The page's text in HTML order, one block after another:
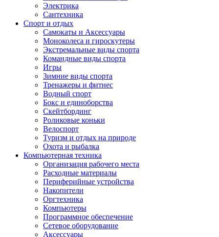
Электрика
Сантехника
Спорт и отдых
Самокаты и Аксессуары
Моноколеса и гироскутеры
Экстремальные виды спорта
Командные виды спорта
Игры
Зимние виды спорта
Тренажеры и фитнес
Водный спорт
Бокс и единоборства
Скейтбординг
Роликовые коньки
Велоспорт
Туризм и отдых на природе
Охота и рыбалка
Компьютерная техника
Организация рабочего места
Расходные материалы
Периферийные устройства
Накопители
Оргтехника
Компьютеры
Программное обеспечение
Сетевое оборудование
Аксессуары